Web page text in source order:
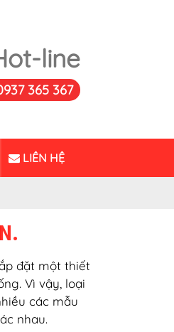
line
365 367
LIÊN HỆ
đặt một thiết
Vì vậy, loại
các mẫu
nhau.